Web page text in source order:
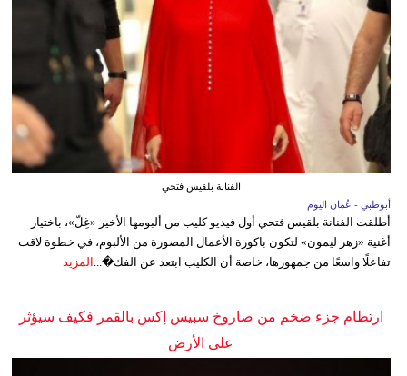
الفنانة بلقيس فتحي
أبوظبي - عُمان اليوم
أطلقت الفنانة بلقيس فتحي أول فيديو كليب من ألبومها الأخير «غِلّ»، باختيار
أغنية «زهر ليمون» لتكون باكورة الأعمال المصورة من الألبوم، في خطوة لاقت
تفاعلًا واسعًا من جمهورها، خاصة أن الكليب ابتعد عن الفك�...
المزيد
ارتطام جزء ضخم من صاروخ سبيس إكس بالقمر فكيف سيؤثر
على الأرض